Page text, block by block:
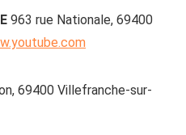
963 rue Nationale, 69400
69400 Villefranche-sur-